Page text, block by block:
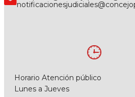
Horario Atención público
Lunes a Jueves